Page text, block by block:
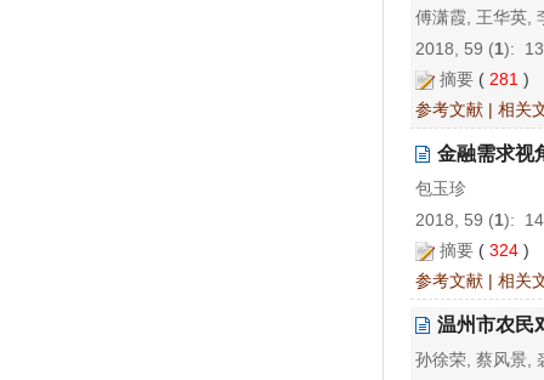
傅潇霞, 王华英,
2018, 59 (1):
摘要 ( 281 )
参考文献 | 相关
金融需求视
包玉珍
2018, 59 (1):
摘要 ( 324 )
参考文献 | 相关
温州市农民
孙徐荣, 蔡风景,